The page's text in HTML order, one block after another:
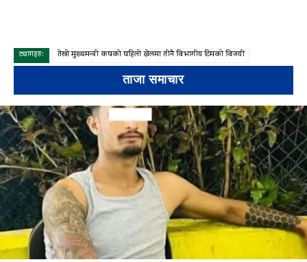
ट्यागहरु: तेस्रो मुख्यमन्त्री कपको पहिलो खेलमा तीनै विभागीय टिमको विजयी
ताजा समाचार